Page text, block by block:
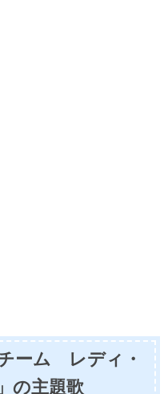
ーム レディ・
の主題歌